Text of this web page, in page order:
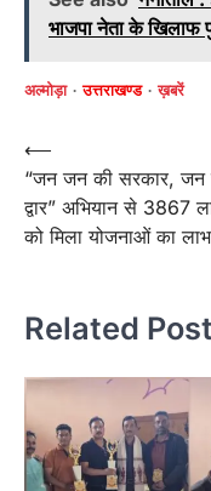
भाजपा नेता के खिलाफ
अल्मोड़ा उत्तराखण्ड ख़बरें
Post
navigation
⟵
“जन जन की सरकार,
द्वार” अभियान से 3867
को मिला योजनाओं का लाभ
Related